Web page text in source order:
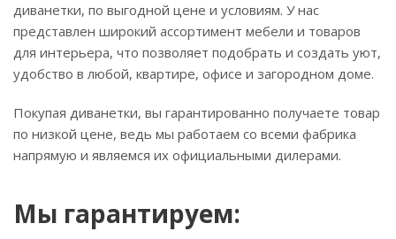
диванетки, по выгодной цене и условиям. У нас
представлен широкий ассортимент мебели и товаров
для интерьера, что позволяет подобрать и создать уют,
удобство в любой, квартире, офисе и загородном доме.
Покупая диванетки, вы гарантированно получаете товар
по низкой цене, ведь мы работаем со всеми фабрика
напрямую и являемся их официальными дилерами.
Мы гарантируем: